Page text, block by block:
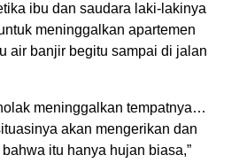
ibu dan saudara laki-lakinya
meninggalkan apartemen
air banjir begitu sampai di jalan
meninggalkan tempatnya…
akan mengerikan dan
itu hanya hujan biasa,”